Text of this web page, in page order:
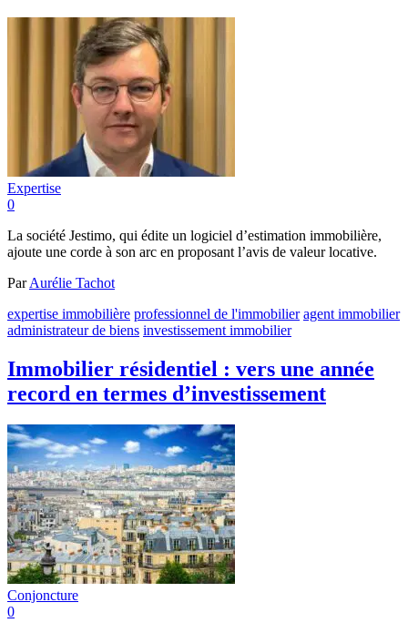
Expertise
0
La société Jestimo, qui édite un logiciel d’estimation immobilière,
ajoute une corde à son arc en proposant l’avis de valeur locative.
ParAurélie Tachot
expertise immobilière professionnel de l'immobilier agent immobilier
administrateur de biens investissement immobilier
Immobilier résidentiel : vers une année
record en termes d’investissement
Conjoncture
0